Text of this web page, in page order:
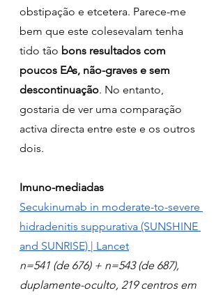
obstipação e etcetera. Parece-me
bem que este colesevalam tenha
tido tão bons resultados com
poucos EAs, não-graves e sem
descontinuação. No entanto,
gostaria de ver uma comparação
activa directa entre este e os outros
dois.
Imuno-mediadas
Secukinumab in moderate-to-severe
hidradenitis suppurativa (SUNSHINE
and SUNRISE) | Lancet
n=541 (de 676) + n=543 (de 687),
duplamente-oculto, 219 centros em